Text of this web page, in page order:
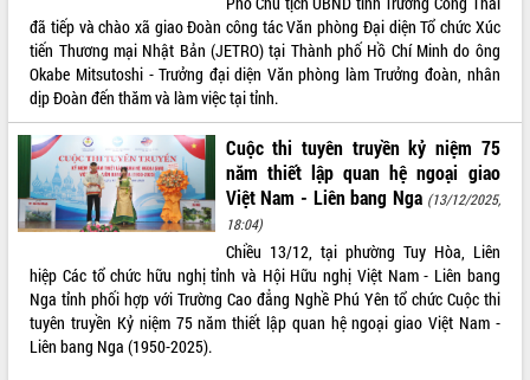
Bàn giải pháp tháo gỡ khó khăn trong
xuất khẩu sầu riêng và triển khai quy
định EUDR
Thứ trưởng Bộ Nông nghiệp và Môi
trường Nguyễn Hoàng Hiệp khảo sát
vùng trồng và doanh nghiệp đóng gói
sầu riêng tại Đắk Lắk
Trình diễn nghệ thuật chế biến các
món ăn từ sầu riêng
Đắk Lắk công bố Quy hoạch và xúc
tiến đầu tư tỉnh
Ngành cá ngừ Đắk Lắk chủ động thích
ứng để giữ vững thị trường xuất khẩu
Tất cả: 66043713
đã tiếp và chào xã giao Đoàn công tác Văn phòng Đại diện Tổ chức Xúc
tiến Thương mại Nhật Bản (JETRO) tại Thành phố Hồ Chí Minh do ông
Okabe Mitsutoshi - Trưởng đại diện Văn phòng làm Trưởng đoàn, nhân
dịp Đoàn đến thăm và làm việc tại tỉnh.
Cuộc thi tuyên truyền kỷ niệm 75
năm thiết lập quan hệ ngoại giao
Việt Nam - Liên bang Nga (13/12/2025,
18:04)
Chiều 13/12, tại phường Tuy Hòa, Liên
hiệp Các tổ chức hữu nghị tỉnh và Hội Hữu nghị Việt Nam - Liên bang
Nga tỉnh phối hợp với Trường Cao đẳng Nghề Phú Yên tổ chức Cuộc thi
tuyên truyền Kỷ niệm 75 năm thiết lập quan hệ ngoại giao Việt Nam -
Liên bang Nga (1950-2025).